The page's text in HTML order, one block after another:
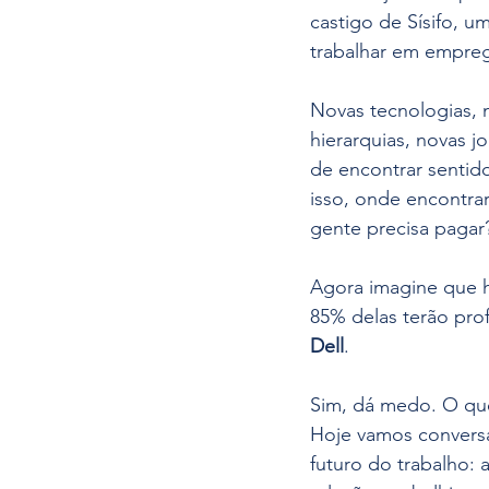
castigo de Sísifo,
trabalhar em
Novas tecnologias,
hierarquias, novas
de encontrar
isso, onde
gente precisa
Agora imagine que
85% delas terão
Dell .
Sim, dá medo. O
Hoje vamos
futuro do trabalho: